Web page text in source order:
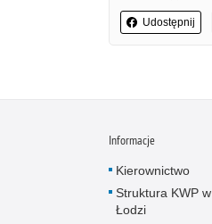
Udostępnij
Informacje
Kierownictwo
Struktura KWP w
Łodzi